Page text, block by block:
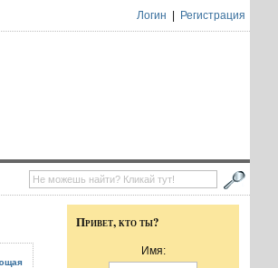
Логин Регистрация
Привет, кто ты?
Имя: